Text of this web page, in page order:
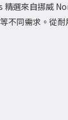
精選來自挪威
不同需求。從